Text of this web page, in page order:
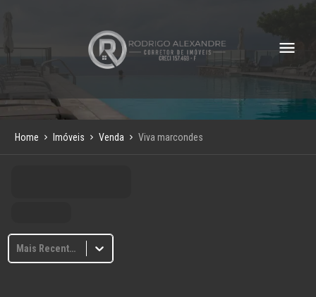
Home Imóveis Venda Viva marcondes
Mais Recentes